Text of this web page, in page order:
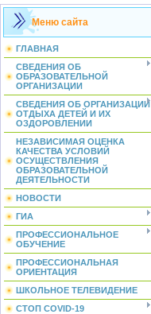
Меню сайта
ГЛАВНАЯ
СВЕДЕНИЯ ОБ
ОБРАЗОВАТЕЛЬНОЙ
ОРГАНИЗАЦИИ
СВЕДЕНИЯ ОБ ОРГАНИЗАЦИИ
ОТДЫХА ДЕТЕЙ И ИХ
ОЗДОРОВЛЕНИИ
НЕЗАВИСИМАЯ ОЦЕНКА
КАЧЕСТВА УСЛОВИЙ
ОСУЩЕСТВЛЕНИЯ
ОБРАЗОВАТЕЛЬНОЙ
ДЕЯТЕЛЬНОСТИ
НОВОСТИ
ГИА
ПРОФЕССИОНАЛЬНОЕ
ОБУЧЕНИЕ
ПРОФЕССИОНАЛЬНАЯ
ОРИЕНТАЦИЯ
ШКОЛЬНОЕ ТЕЛЕВИДЕНИЕ
СТОП COVID-19